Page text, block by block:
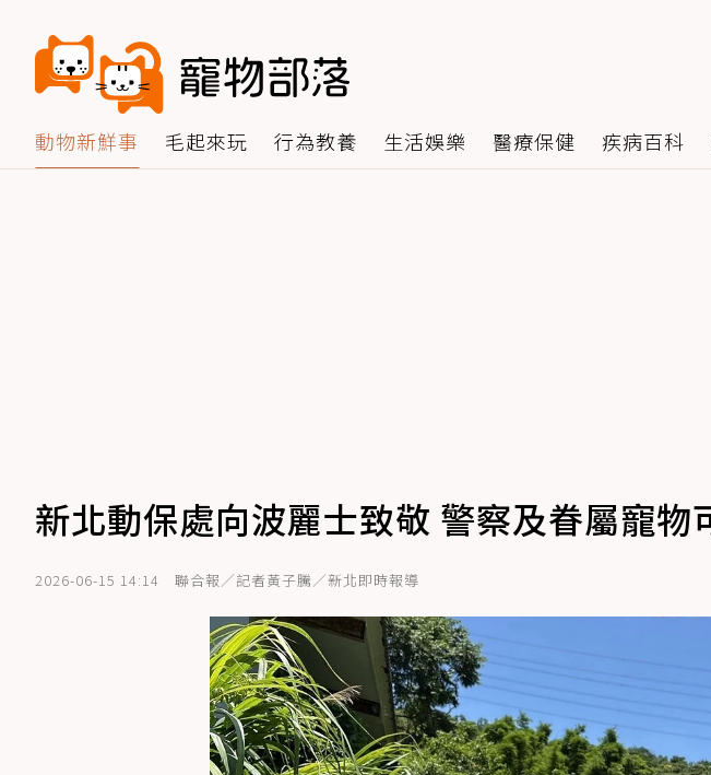
動物新鮮事 毛起來玩 行為教養 生活娛樂 醫療保健 疾病百科
新北動保處向波麗士致敬 警察及眷屬寵物
2026-06-15 14:14 聯合報／記者黃子騰／新北即時報導